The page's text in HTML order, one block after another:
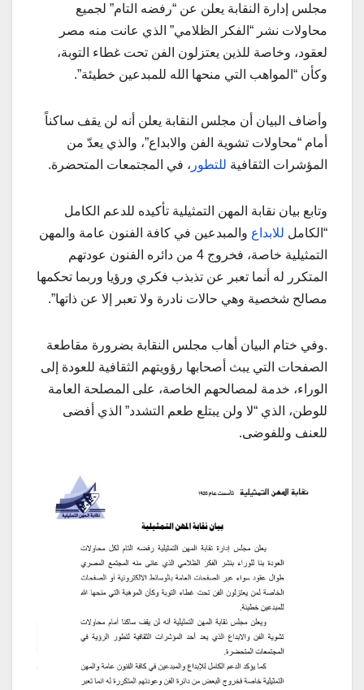
مجلس إدارة النقابة يعلن عن “رفضه التام” لجميع
محاولات نشر “الفكر الظلامي” الذي عانت منه مصر
لعقود، وخاصة للذين يعتزلون الفن تحت غطاء التوبة،
وكأن “المواهب التي منحها الله للمبدعين خطيئة”.
وأضاف البيان أن مجلس النقابة يعلن أنه لن يقف ساكناً
أمام “محاولات تشوية الفن والابداع”، والذي يعدّ من
المؤشرات الثقافية للتطور ، في المجتمعات المتحضرة.
وتابع بيان نقابة المهن التمثيلية تأكيده للدعم الكامل
“الكامل للابداع والمبدعين في كافة الفنون عامة والمهن
التمثيلية خاصة، فخروج 4 من دائره الفنون عودتهم
المتكرر له أنما تعبر عن تذبذب فكري ورؤيا وربما تحكمها
مصالح شخصية وهي حالات نادرة ولا تعبر إلا عن ذاتها”.
.وفي ختام البيان أهاب مجلس النقابة بضرورة مقاطعة
الصفحات التي يبث أصحابها رؤويتهم الثقافية للعودة إلى
الوراء، خدمة لمصالحهم الخاصة، على المصلحة العامة
للوطن، الذي “لا ولن يبتلع طعم التشدد” الذي أفضى
للعنف وللفوضى.